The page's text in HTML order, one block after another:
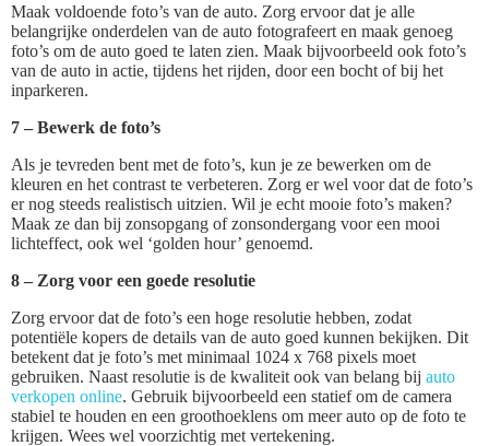
Maak voldoende foto’s van de auto. Zorg ervoor dat je alle
belangrijke onderdelen van de auto fotografeert en maak genoeg
foto’s om de auto goed te laten zien. Maak bijvoorbeeld ook foto’s
van de auto in actie, tijdens het rijden, door een bocht of bij het
inparkeren.
7 – Bewerk de foto’s
Als je tevreden bent met de foto’s, kun je ze bewerken om de
kleuren en het contrast te verbeteren. Zorg er wel voor dat de foto’s
er nog steeds realistisch uitzien. Wil je echt mooie foto’s maken?
Maak ze dan bij zonsopgang of zonsondergang voor een mooi
lichteffect, ook wel ‘golden hour’ genoemd.
8 – Zorg voor een goede resolutie
Zorg ervoor dat de foto’s een hoge resolutie hebben, zodat
potentiële kopers de details van de auto goed kunnen bekijken. Dit
betekent dat je foto’s met minimaal 1024 x 768 pixels moet
gebruiken. Naast resolutie is de kwaliteit ook van belang bij auto
verkopen online. Gebruik bijvoorbeeld een statief om de camera
stabiel te houden en een groothoeklens om meer auto op de foto te
krijgen. Wees wel voorzichtig met vertekening.